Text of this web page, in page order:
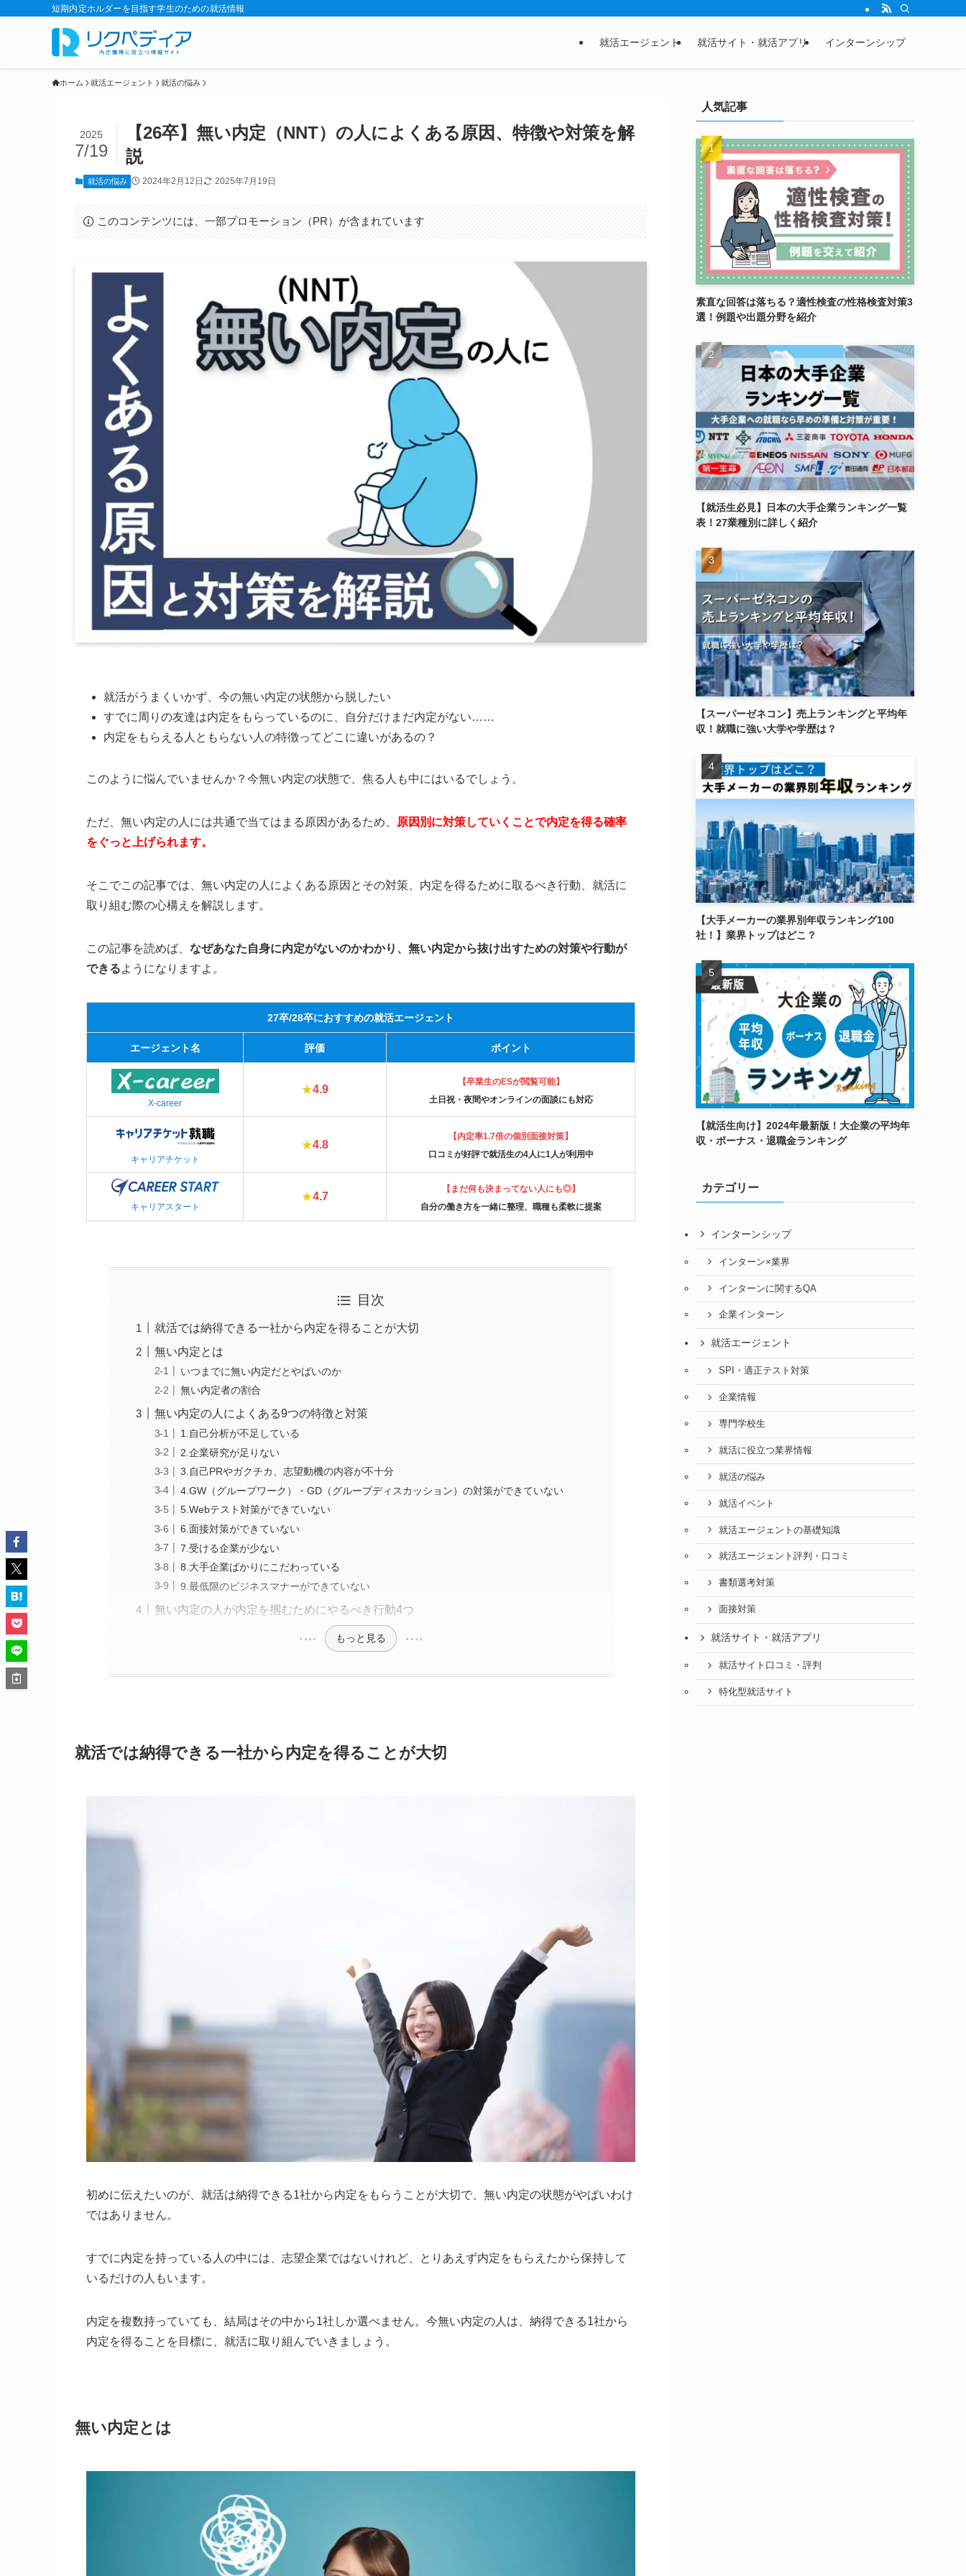
短期内定ホルダーを目指す学生のための就活情報
就活エージェント 就活サイト・就活アプリ インターンシップ
ホーム 就活エージェント 就活の悩み
【26卒】無い内定（NNT）の人によくある原因、特徴や対策を解
説
2025
7/19
就活の悩み 2024年2月12日 2025年7月19日
このコンテンツには、一部プロモーション（PR）が含まれています
就活がうまくいかず、今の無い内定の状態から脱したい
すでに周りの友達は内定をもらっているのに、自分だけまだ内定がない……
内定をもらえる人ともらない人の特徴ってどこに違いがあるの？
このように悩んでいませんか？今無い内定の状態で、焦る人も中にはいるでしょう。
ただ、無い内定の人には共通で当てはまる原因があるため、
原因別に対策していくことで内定を得る確率
をぐっと上げられます。
そこでこの記事では、無い内定の人によくある原因とその対策、内定を得るために取るべき行動、就活に
取り組む際の心構えを解説します。
この記事を読めば、 なぜあなた自身に内定がないのかわかり、無い内定から抜け出すための対策や行動が
できるようになりますよ。
27卒/28卒におすすめの就活エージェント
エージェント名 評価 ポイント
X-career
★4.9
【卒業生のESが閲覧可能】
土日祝・夜間やオンラインの面談にも対応
キャリアチケット
★4.8
【内定率1.7倍の個別面接対策】
口コミが好評で就活生の4人に1人が利用中
キャリアスタート
★4.7
【まだ何も決まってない人にも◎】
自分の働き方を一緒に整理、職種も柔軟に提案
目次
就活では納得できる一社から内定を得ることが大切
無い内定とは
いつまでに無い内定だとやばいのか
無い内定者の割合
無い内定の人によくある9つの特徴と対策
1.自己分析が不足している
2.企業研究が足りない
3.自己PRやガクチカ、志望動機の内容が不十分
4.GW（グループワーク）・GD（グループディスカッション）の対策ができていない
5.Webテスト対策ができていない
6.面接対策ができていない
7.受ける企業が少ない
8.大手企業ばかりにこだわっている
9.最低限のビジネスマナーができていない
無い内定の人が内定を掴むためにやるべき行動4つ
もっと見る
就活では納得できる一社から内定を得ることが大切
初めに伝えたいのが、就活は納得できる1社から内定をもらうことが大切で、無い内定の状態がやばいわけ
ではありません。
すでに内定を持っている人の中には、志望企業ではないけれど、とりあえず内定をもらえたから保持して
いるだけの人もいます。
内定を複数持っていても、結局はその中から1社しか選べません。今無い内定の人は、納得できる1社から
内定を得ることを目標に、就活に取り組んでいきましょう。
無い内定とは
人気記事
素直な回答は落ちる？適性検査の性格検査対策3
選！例題や出題分野を紹介
【就活生必見】日本の大手企業ランキング一覧
表！27業種別に詳しく紹介
【スーパーゼネコン】売上ランキングと平均年
収！就職に強い大学や学歴は？
【大手メーカーの業界別年収ランキング100
社！】業界トップはどこ？
【就活生向け】2024年最新版！大企業の平均年
収・ボーナス・退職金ランキング
カテゴリー
インターンシップ
インターン×業界
インターンに関するQA
企業インターン
就活エージェント
SPI・適正テスト対策
企業情報
専門学校生
就活に役立つ業界情報
就活の悩み
就活イベント
就活エージェントの基礎知識
就活エージェント評判・口コミ
書類選考対策
面接対策
就活サイト・就活アプリ
就活サイト口コミ・評判
特化型就活サイト